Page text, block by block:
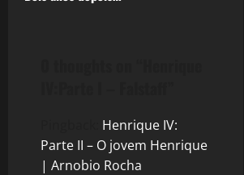
s
Henrique IV:
Parte II – O jovem Henrique
| Arnobio Rocha